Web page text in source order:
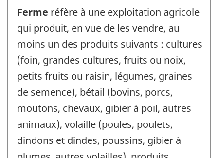
Ferme réfère à une exploitation agricole
qui produit, en vue de les vendre, au
moins un des produits suivants : cultures
(foin, grandes cultures, fruits ou noix,
petits fruits ou raisin, légumes, graines
de semence), bétail (bovins, porcs,
moutons, chevaux, gibier à poil, autres
animaux), volaille (poules, poulets,
dindons et dindes, poussins, gibier à